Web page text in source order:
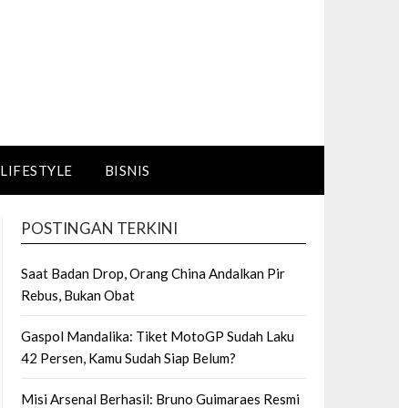
LIFESTYLE BISNIS
POSTINGAN TERKINI
Saat Badan Drop, Orang China Andalkan Pir
Rebus, Bukan Obat
Gaspol Mandalika: Tiket MotoGP Sudah Laku
42 Persen, Kamu Sudah Siap Belum?
Misi Arsenal Berhasil: Bruno Guimaraes Resmi